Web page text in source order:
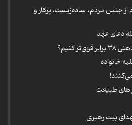
جنس مردم، ساده‌زیست، پرکار و
دعای عهد
کنیم؟
طبیعت
بیت رهبری